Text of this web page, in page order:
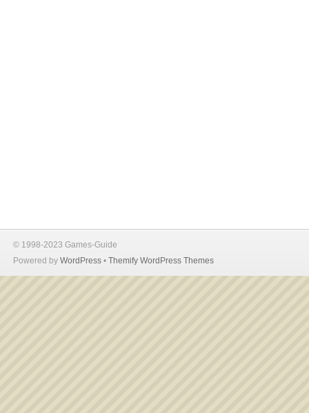
© 1998-2023 Games-Guide
Powered by WordPress • Themify WordPress Themes